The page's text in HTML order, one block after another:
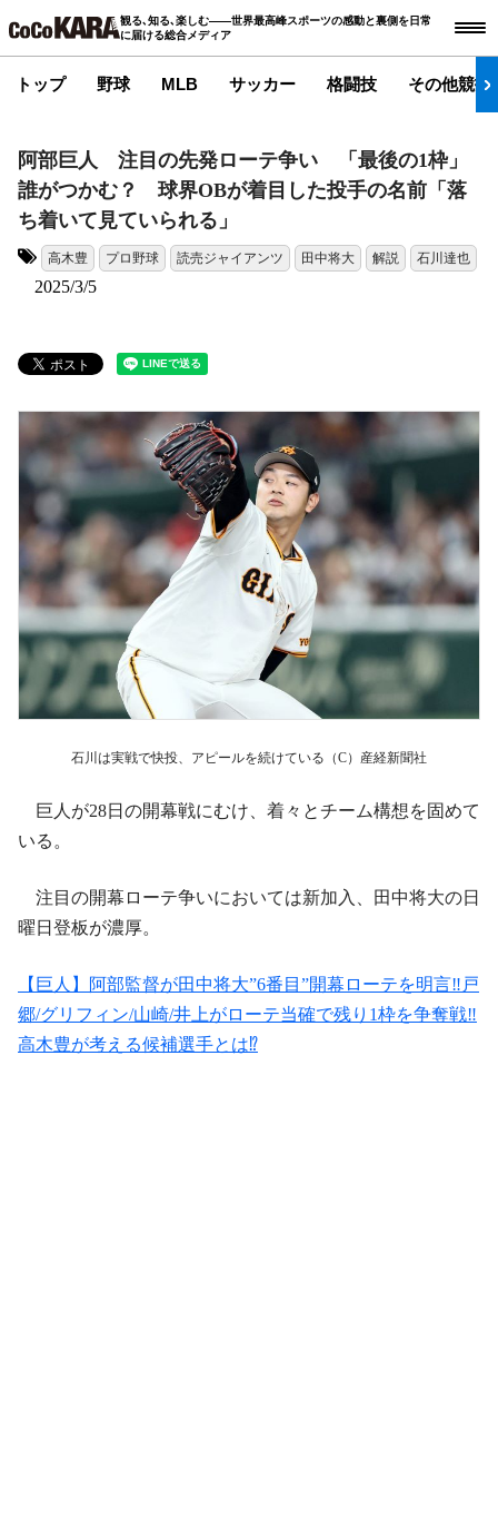
観る､知る､楽しむ――世界最高峰スポーツの感動と裏側を日常
に届ける総合メディア
トップ 野球 MLB サッカー 格闘技 その他競技
阿部巨人 注目の先発ローテ争い 「最後の1枠」
誰がつかむ？ 球界OBが着目した投手の名前「落
ち着いて見ていられる」
高木豊 プロ野球 読売ジャイアンツ 田中将大 解説 石川達也
2025/3/5
石川は実戦で快投、アピールを続けている（C）産経新聞社
巨人が28日の開幕戦にむけ、着々とチーム構想を固めて
いる。
注目の開幕ローテ争いにおいては新加入、田中将大の日
曜日登板が濃厚。
【巨人】阿部監督が田中将大”6番目”開幕ローテを明言‼︎戸
郷/グリフィン/山崎/井上がローテ当確で残り1枠を争奪戦‼︎
高木豊が考える候補選手とは⁉︎